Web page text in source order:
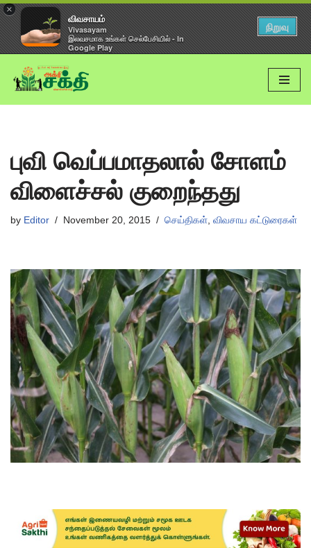
×
விவசாயம்
Vivasayam
இலவசமாக உங்கள் செல்பேசியில் - In
Google Play
நிறுவு
Skip
to
புவி வெப்பமாதலால் சோளம்
விளைச்சல் குறைந்தது
by Editor November 20, 2015 செய்திகள், விவசாய கட்டுரைகள்